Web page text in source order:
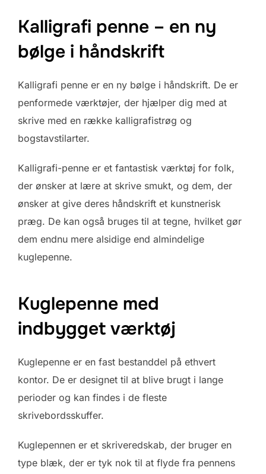
Kalligrafi penne – en ny
bølge i håndskrift
Kalligrafi penne er en ny bølge i håndskrift. De er
penformede værktøjer, der hjælper dig med at
skrive med en række kalligrafistrøg og
bogstavstilarter.
Kalligrafi-penne er et fantastisk værktøj for folk,
der ønsker at lære at skrive smukt, og dem, der
ønsker at give deres håndskrift et kunstnerisk
præg. De kan også bruges til at tegne, hvilket gør
dem endnu mere alsidige end almindelige
kuglepenne.
Kuglepenne med
indbygget værktøj
Kuglepenne er en fast bestanddel på ethvert
kontor. De er designet til at blive brugt i lange
perioder og kan findes i de fleste
skrivebordsskuffer.
Kuglepennen er et skriveredskab, der bruger en
type blæk, der er tyk nok til at flyde fra pennens